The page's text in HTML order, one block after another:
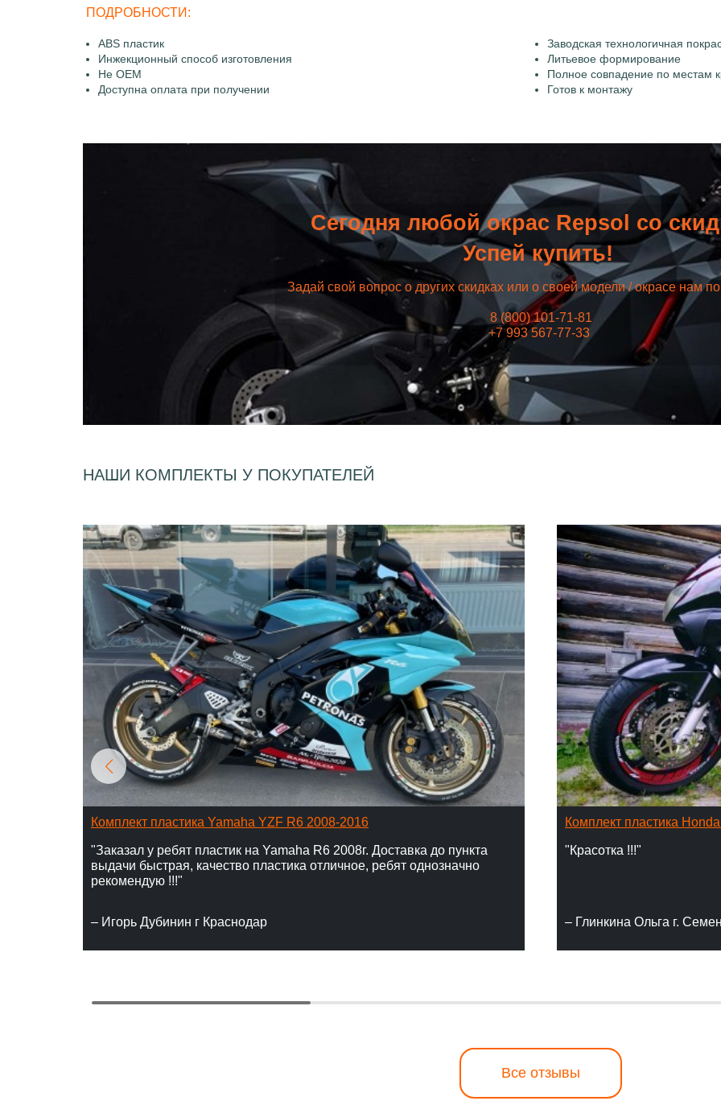
ПОДРОБНОСТИ:
ABS пластик
Заводская технологичная
Инжекционный способ изготовления
Литьевое формирование
Не OEM
Полное совпадение по местам
Доступна оплата при получении
Готов к монтажу
Сегодня любой окрас Repsol со
Успей купить!
Задай свой вопрос о других скидках или о своей модели / окрасе нам
8 (800) 101-71-81
+7 993 567-77-33
НАШИ КОМПЛЕКТЫ У ПОКУПАТЕЛЕЙ
Комплект пластика Yamaha YZF R6 2008-2016
"Заказал у ребят пластик на Yamaha R6 2008г. Доставка до пункта
выдачи быстрая, качество пластика отличное, ребят однозначно
рекомендую !!!"
– Игорь Дубинин г Краснодар
Комплект пластика
"Красотка !!!"
– Глинкина Ольга г.
Все отзывы